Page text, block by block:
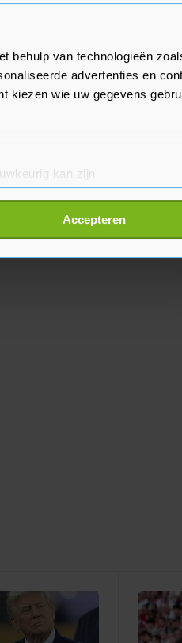
behulp van technologieën
advertenties en
kiezen wie uw gegevens
kan zijn
(fingerprinting)
in het
detailgedeelte
Accepteren